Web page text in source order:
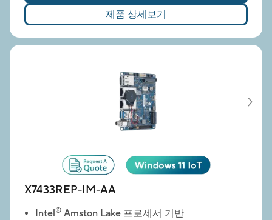
제공
USB 3.2지원으로 고속 데이터 전송
M.2 E Key(Wi-Fi 모듈, etc.) 포함
업 전력 환경에 적합
제품 상세보기
X7433REP-IM-AA
Intel® Amston Lake 프로세서 기반